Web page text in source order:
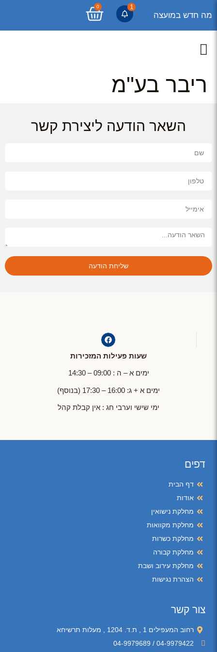
מה חדש במועצה
1
0
ריבר בע"מ
השאר הודעה ליצירת קשר
שליחת הודעה
שעות פעילות המזכירות
ימים א – ה : 09:00 – 14:30
ימים א + ג: 16:00 – 17:30 (בנוסף)
ימי שישי וערבי חג : אין קבלת קהל
דפים
דף הבית
אודות
מחלקת נישואין
מחלקת מקוואות
מחלקת כשרות
מחלקת קבורה
מחלקת עירוב ושבת
הצהרת נגישות
צור קשר
רחוב המעפילים 1 , ת.ד. 1204 , מעלות תרשיחא
04-9979422 / 04-9979689